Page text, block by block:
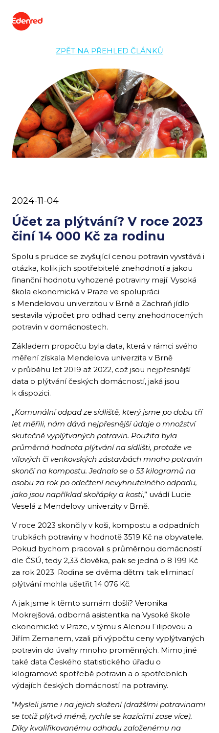
ZPĚT NA PŘEHLED ČLÁNKŮ
2024-11-04
Účet za plýtvání? V roce 2023
činí 14 000 Kč za rodinu
Spolu s prudce se zvyšující cenou potravin vyvstává i
otázka, kolik jich spotřebitelé znehodnotí a jakou
finanční hodnotu vyhozené potraviny mají. Vysoká
škola ekonomická v Praze ve spolupráci
s Mendelovou univerzitou v Brně a Zachraň jídlo
sestavila výpočet pro odhad ceny znehodnocených
potravin v domácnostech.
Základem propočtu byla data, která v rámci svého
měření získala Mendelova univerzita v Brně
v průběhu let 2019 až 2022, což jsou nejpřesnější
data o plýtvání českých domácností, jaká jsou
k dispozici.
„Komunální odpad ze sídliště, který jsme po dobu tří
let měřili, nám dává nejpřesnější údaje o množství
skutečně vyplýtvaných potravin. Použita byla
průměrná hodnota plýtvání na sídlišti, protože ve
vilových či venkovských zástavbách mnoho potravin
skončí na kompostu. Jednalo se o 53 kilogramů na
osobu za rok po odečtení nevyhnutelného odpadu,
jako jsou například skořápky a kosti,” uvádí Lucie
Veselá z Mendelovy univerzity v Brně.
V roce 2023 skončily v koši, kompostu a odpadních
trubkách potraviny v hodnotě 3519 Kč na obyvatele.
Pokud bychom pracovali s průměrnou domácností
dle ČSÚ, tedy 2,33 člověka, pak se jedná o 8 199 Kč
za rok 2023. Rodina se dvěma dětmi tak eliminací
plýtvání mohla ušetřit 14 076 Kč.
A jak jsme k těmto sumám došli? Veronika
Mokrejšová, odborná asistentka na Vysoké škole
ekonomické v Praze, v týmu s Alenou Filipovou a
Jiřím Zemanem, vzali při výpočtu ceny vyplýtvaných
potravin do úvahy mnoho proměnných. Mimo jiné
také data Českého statistického úřadu o
kilogramové spotřebě potravin a o spotřebních
výdajích českých domácností na potraviny.
“Mysleli jsme i na jejich složení (dražšími potravinami
se totiž plýtvá méně, rychle se kazícími zase více).
Díky kvalifikovanému odhadu založenému na